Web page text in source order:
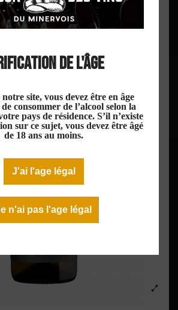
de l'âge
site, vous devez être en âge
consommer de l’alcool selon la
pays de résidence. S’il n’existe
sur ce sujet, vous devez être âgé
de 18 ans au moins.
J'ai l'age légal
n'ai pas l'age légal